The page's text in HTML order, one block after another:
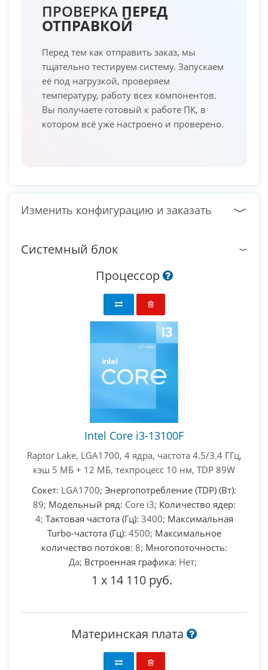
ПРОВЕРКА ПЕРЕД
ОТПРАВКОЙ
Перед тем как отправить заказ, мы
тщательно тестируем систему. Запускаем
её под нагрузкой, проверяем
температуру, работу всех компонентов.
Вы получаете готовый к работе ПК, в
котором всё уже настроено и проверено.
Изменить конфигурацию и заказать
Системный блок
Процессор
Intel Core i3-13100F
Raptor Lake, LGA1700, 4 ядра, частота 4.5/3.4 ГГц,
кэш 5 МБ + 12 МБ, техпроцесс 10 нм, TDP 89W
Сокет: LGA1700; Энергопотребление (TDP) (Вт):
89; Модельный ряд: Core i3; Количество ядер:
4; Тактовая частота (Гц): 3400; Максимальная
Turbo-частота (Гц): 4500; Максимальное
количество потоков: 8; Многопоточность:
Да; Встроенная графика: Нет;
1 x 14 110 руб.
Материнская плата